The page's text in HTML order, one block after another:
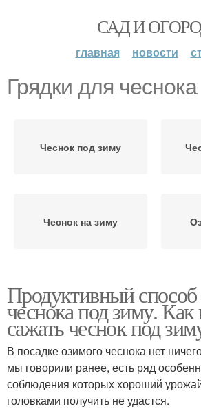
САД И
главная новости
Грядки для чеснока
Чеснок под зиму
Чеснок на зиму
Яровой чеснок
Чеснок под посадку
Продуктивный
чеснока под зиму. Как
сажать чеснок под
В посадке озимого чеснока нет
мы говорили ранее, есть ряд
соблюдения которых хороший
головками получить не удастся.